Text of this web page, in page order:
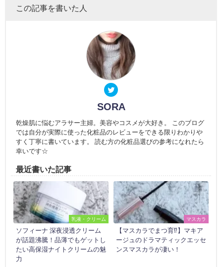
この記事を書いた人
SORA
乾燥肌に悩むアラサー主婦。美容やコスメが大好き。 このブログ
では自分が実際に使った化粧品のレビューをできる限りわかりや
すく丁寧に書いています。 読む方の化粧品選びの参考になれたら
幸いです☆
最近書いた記事
乳液・クリーム
ソフィーナ 深夜浸透クリーム
が話題沸騰！品薄でもゲットし
たい高保湿ナイトクリームの魅
力
マスカラ
【マスカラでまつ育⁉】マキア
ージュのドラマティックエッセ
ンスマスカラが凄い！